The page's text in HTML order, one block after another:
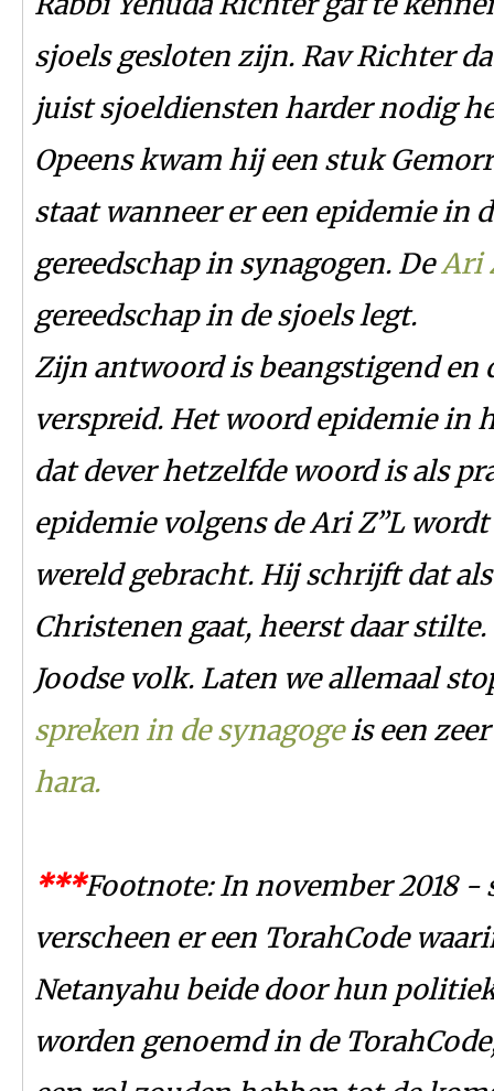
sjoels gesloten zijn. Rav Richter
juist sjoeldiensten harder nodig
Opeens kwam hij een stuk
staat wanneer er een epidemie in
gereedschap in synagogen. DeAri
gereedschap in de sjoels legt.
Zijn antwoord is beangstigend en
verspreid. Het woord epidemie in
dat dever hetzelfde woord is als
epidemie volgens de Ari Z”L
wereld gebracht. Hij schrijft dat
Christenen gaat, heerst daar
Joodse volk. Laten we allemaal
spreken in de synagogeis een
hara.
***Footnote: In november 2018 -
verscheen er een TorahCode
Netanyahu beide door hun
worden genoemd in de